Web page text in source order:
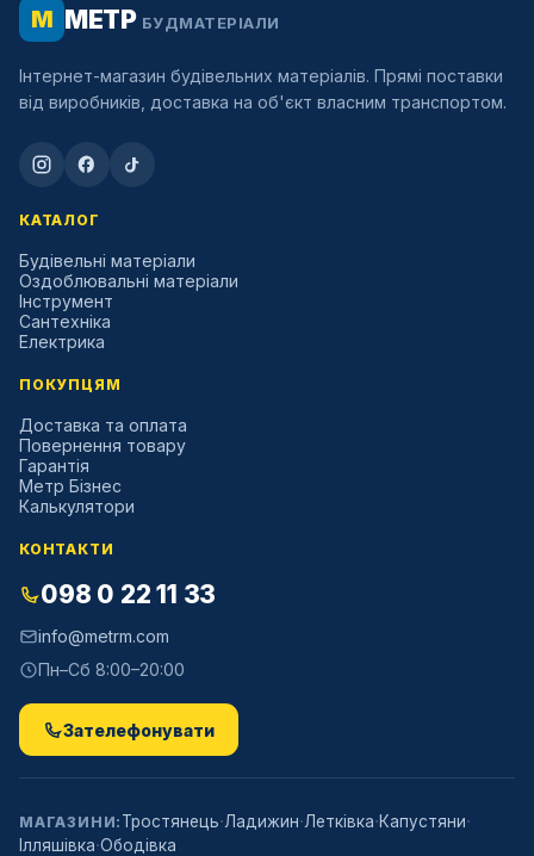
М МЕТР БУДМАТЕРІАЛИ
Інтернет-магазин будівельних матеріалів. Прямі поставки
від виробників, доставка на об'єкт власним транспортом.
КАТАЛОГ
Будівельні матеріали
Оздоблювальні матеріали
Інструмент
Сантехніка
Електрика
ПОКУПЦЯМ
Доставка та оплата
Повернення товару
Гарантія
Метр Бізнес
Калькулятори
КОНТАКТИ
098 0 22 11 33
info@metrm.com
Пн–Сб 8:00–20:00
Зателефонувати
МАГАЗИНИ: Тростянець·Ладижин·Летківка·Капустяни·
Ілляшівка·Ободівка